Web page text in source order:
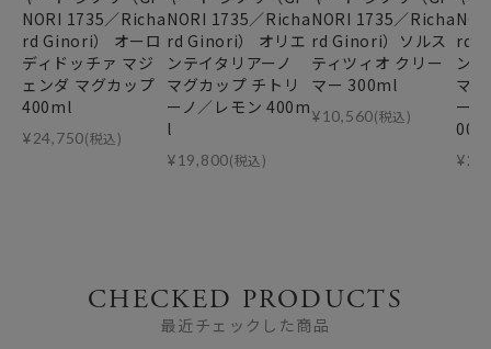
NORI 1735／Richa
rd Ginori） オーロ
ディドッチァ マジ
ェンダ マグカップ
400ml
¥24,750(税込)
NORI 1735／Richa
rd Ginori） オリエ
ンテイタリアーノ
マグカップ チトリ
ーノ／レモン 400m
l
¥19,800(税込)
NORI 1735／Richa
rd Ginori）ソルス
ティツィオ クリー
マー 300ml
¥10,560(税込)
rd
ン
マ
ー
¥
CHECKED PRODUCTS
最近チェックした商品